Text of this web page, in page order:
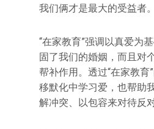
我们俩才是最大的受益者。
“在家教育”强调以真爱为
固了我们的婚姻，而且对
帮补作用。透过“在家教育
移默化中学习爱，也帮助
解冲突、以包容来对待反对